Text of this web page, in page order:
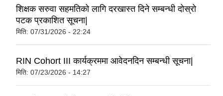
शिक्षक सरुवा सहमतिको लागि दरखास्त दिने सम्बन्धी दोस्रो
पटक प्रकाशित सूचना|
मिति: 07/31/2026 - 22:24
RIN Cohort III कार्यक्रममा आवेदनदिन सम्बन्धी सूचना|
मिति: 07/23/2026 - 14:27